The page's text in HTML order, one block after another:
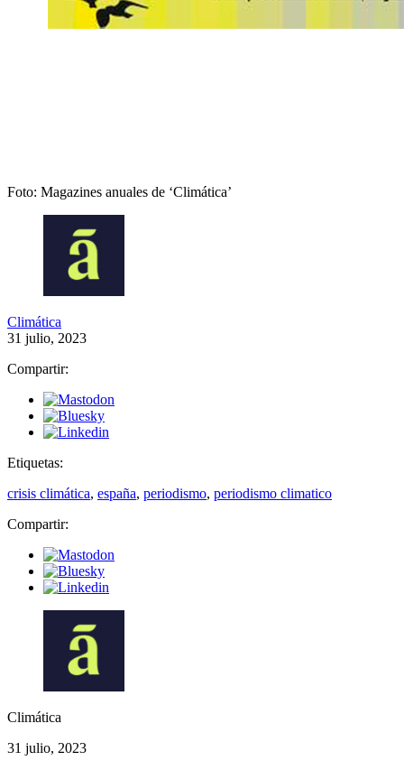
Foto: Magazines anuales de ‘Climática’
Climática
31 julio, 2023
Compartir:
Etiquetas:
crisis climática, españa, periodismo, periodismo climatico
Compartir:
Climática
31 julio, 2023